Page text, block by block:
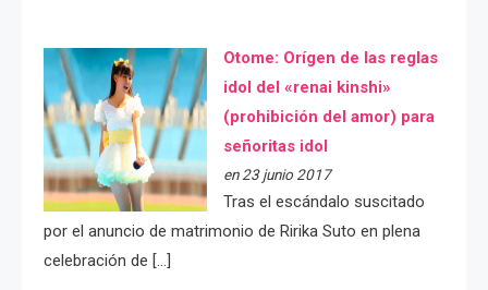
Otome: Orígen de las reglas
idol del «renai kinshi»
(prohibición del amor) para
señoritas idol
en 23 junio 2017
Tras el escándalo suscitado
por el anuncio de matrimonio de Ririka Suto en plena
celebración de […]